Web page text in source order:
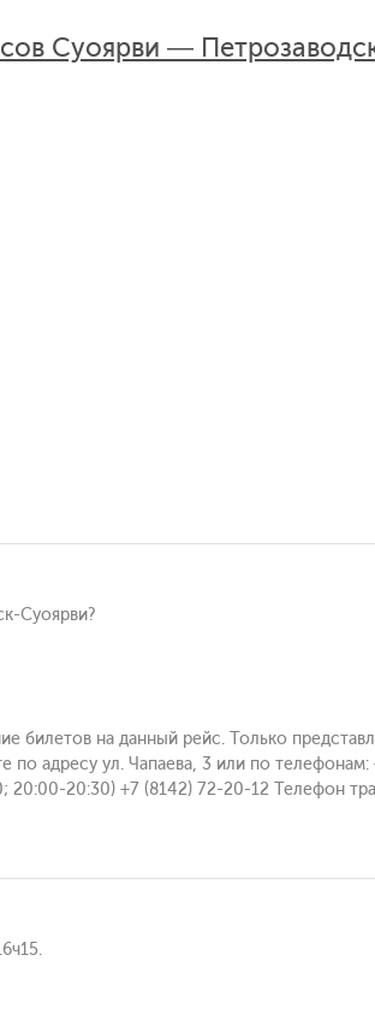
Суоярви —
Суоярви?
билетов на данный рейс. Только
адресу ул. Чапаева, 3 или по телефонам:
20:30) +7 (8142) 72-20-12 Телефон